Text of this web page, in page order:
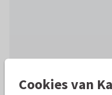
Cookies van